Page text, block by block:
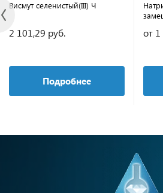
Висмут селенистый(III) Ч
2 101,29 руб.
Подробнее
от